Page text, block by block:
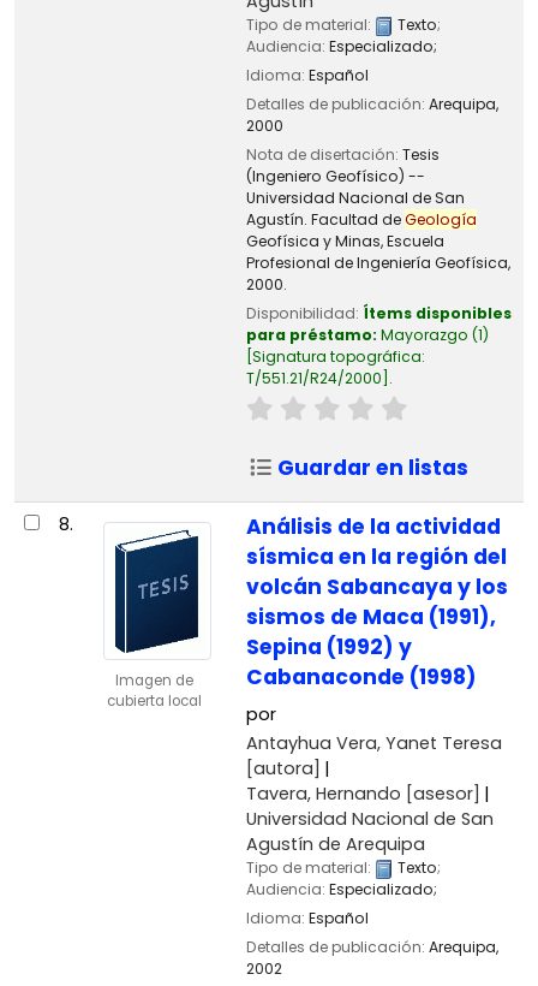
Tipo de material: Texto;
Audiencia: Especializado;
Idioma: Español
Detalles de publicación: Arequipa,
2000
Nota de disertación: Tesis
(Ingeniero Geofísico) --
Universidad Nacional de San
Agustín. Facultad deGeología
Geofísica y Minas, Escuela
Profesional de Ingeniería Geofísica,
2000.
Disponibilidad: Ítems disponibles
para préstamo: Mayorazgo (1)
Signatura topográfica:
T/551.21/R24/2000 .
Guardar en listas
8.
Imagen de
cubierta local
Análisis de la actividad
sísmica en la región del
volcán Sabancaya y los
sismos de Maca (1991),
Sepina (1992) y
Cabanaconde (1998)
por
Antayhua Vera, Yanet Teresa
[autora]
Tavera, Hernando [asesor]
Universidad Nacional de San
Agustín de Arequipa
Tipo de material: Texto;
Audiencia: Especializado;
Idioma: Español
Detalles de publicación: Arequipa,
2002